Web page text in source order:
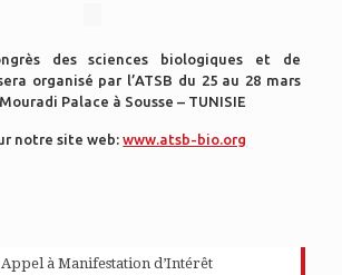
des sciences biologiques et de
organisé par l’ATSB du 25 au 28 mars
Palace à Sousse – TUNISIE
notre site web:www.atsb-bio.org
à Manifestation d’Intérêt